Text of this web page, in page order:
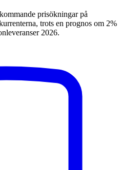
prisökningar på
trots en prognos om 2%
2026.